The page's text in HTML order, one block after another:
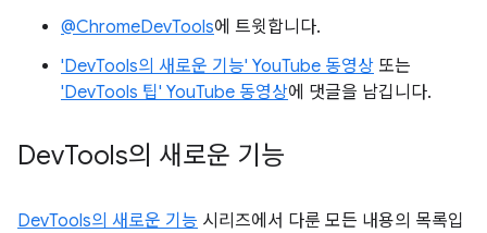
@ChromeDevTools에 트윗합니다.
'DevTools의 새로운 기능' YouTube 동영상 또는
'DevTools 팁' YouTube 동영상에 댓글을 남깁니다.
DevTools의 새로운 기능
DevTools의 새로운 기능 시리즈에서 다룬 모든 내용의 목록입